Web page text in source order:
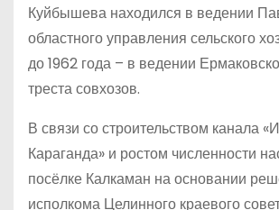
Куйбышева находился в ведении
областного управления сельского
до 1962 года – в ведении
треста совхозов.
В связи со строительством канала
Караганда» и ростом численности
посёлке Калкаман на основании
исполкома Целинного краевого